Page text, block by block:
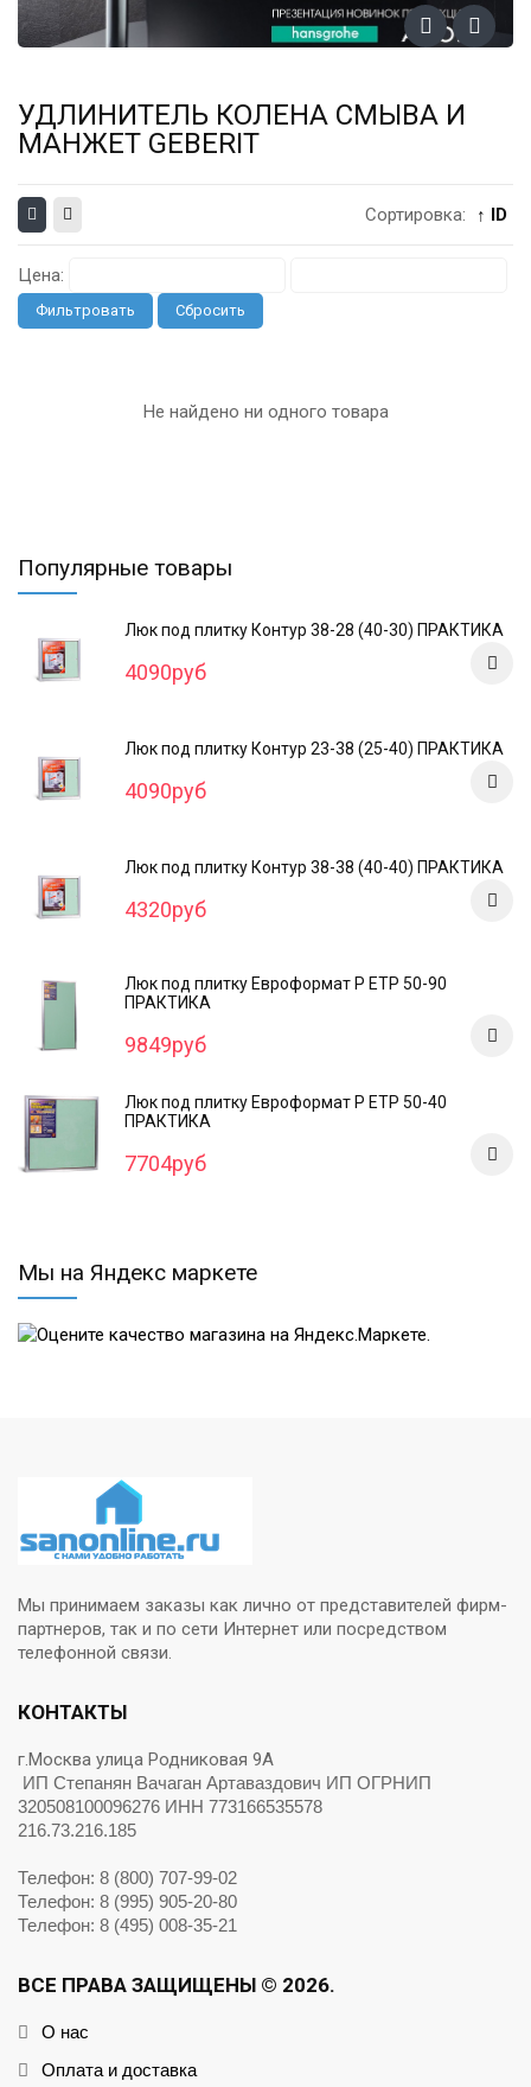
УДЛИНИТЕЛЬ КОЛЕНА СМЫВА И
МАНЖЕТ GEBERIT
Сортировка: ↑ ID
Цена:
Фильтровать Сбросить
Не найдено ни одного товара
Популярные товары
Люк под плитку Контур 38-28 (40-30) ПРАКТИКА
4090руб
Люк под плитку Контур 23-38 (25-40) ПРАКТИКА
4090руб
Люк под плитку Контур 38-38 (40-40) ПРАКТИКА
4320руб
Люк под плитку Евроформат Р ЕТР 50-90
ПРАКТИКА
9849руб
Люк под плитку Евроформат Р ЕТР 50-40
ПРАКТИКА
7704руб
Мы на Яндекс маркете
Мы принимаем заказы как лично от представителей фирм-
партнеров, так и по сети Интернет или посредством
телефонной связи.
КОНТАКТЫ
г.Москва улица Родниковая 9А
ИП Степанян Вачаган Артаваздович ИП ОГРНИП
320508100096276 ИНН 773166535578
216.73.216.185
Телефон: 8 (800) 707-99-02
Телефон: 8 (995) 905-20-80
Телефон: 8 (495) 008-35-21
ВСЕ ПРАВА ЗАЩИЩЕНЫ © 2026.
О нас
Оплата и доставка